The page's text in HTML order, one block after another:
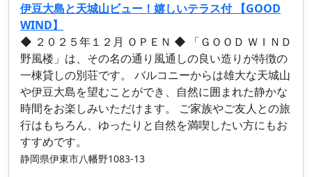
伊豆大島と天城山ビュー！嬉しいテラス付 【GOOD
WIND】
◆ ２０２５年１２月 ＯＰＥＮ ◆ 「ＧＯＯＤ ＷＩＮＤ
野風楼」は、その名の通り風通しの良い造りが特徴の
一棟貸しの別荘です。 バルコニーからは雄大な天城山
や伊豆大島を望むことができ、自然に囲まれた静かな
時間をお楽しみいただけます。 ご家族やご友人との旅
行はもちろん、ゆったりと自然を満喫したい方にもお
すすめです。
静岡県伊東市八幡野1083-13